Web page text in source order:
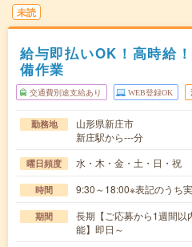
未読
給与即払いOK！高時給
備作業
交通費別途支給あり WEB登録OK
勤務地
山形県新庄市
新庄駅から---分
曜日頻度 水・木・金・土・日・祝
時間 9:30～18:00※表記のうち
期間
長期【ご応募から1週間以
能】即日～